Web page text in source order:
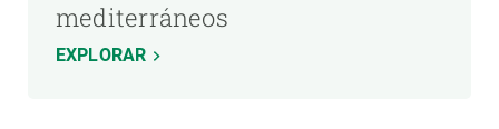
mediterráneos
EXPLORAR